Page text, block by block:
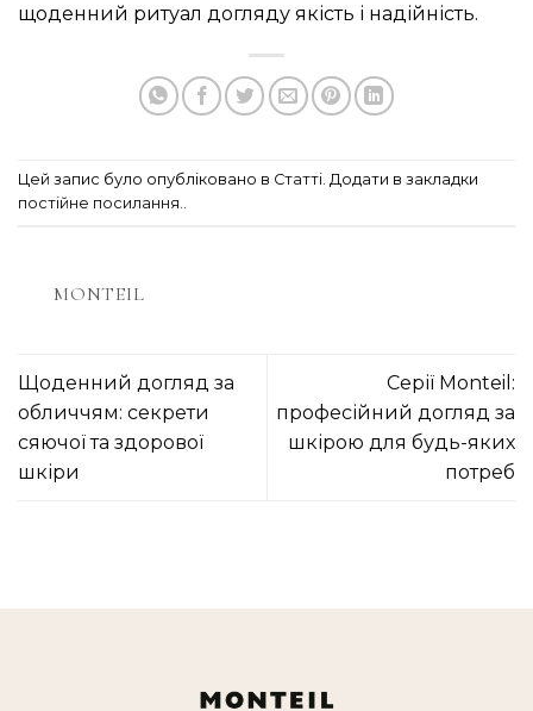
щоденний ритуал догляду якість і надійність.
Цей запис було опубліковано в Статті. Додати в закладки
постійне посилання..
MONTEIL
Щоденний догляд за
обличчям: секрети
сяючої та здорової
шкіри
Серії Monteil:
професійний догляд за
шкірою для будь-яких
потреб